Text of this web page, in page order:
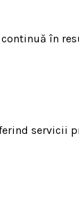
în
servicii